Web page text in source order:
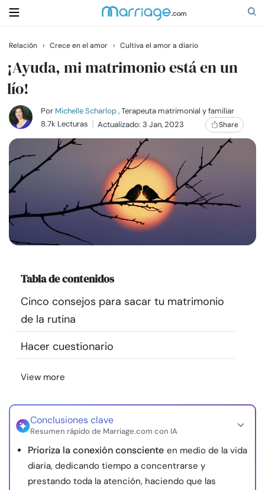
Buscar
Casarse
Relaciones
Familia
Ayuda
Cursos
Recursos
Comunidad
Encuentra un terapeuta
Idioma
Sobre nosotros Contáctanos Escríbenos
© Copyright 2026. Todos los derechos reservados.
Relación › Crece en el amor › Cultiva el amor a diario
¡Ayuda, mi matrimonio está en un
lío!
Por Michelle Scharlop, Terapeuta matrimonial y familiar
8.7k Lecturas
Actualizado: 3 Jan, 2023 Share
Tabla de contenidos
Cinco consejos para sacar tu matrimonio
de la rutina
Hacer cuestionario
View more
Conclusiones clave
Resumen rápido de Marriage.com con IA
Prioriza la conexión consciente en medio de la vida
diaria, dedicando tiempo a concentrarse y
prestando toda la atención, haciendo que las